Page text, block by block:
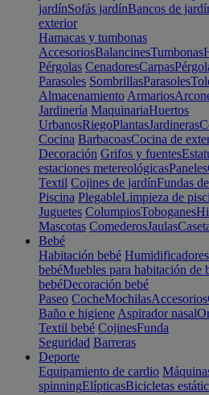
jardínSofás jardínBancos de
exterior
Hamacas y tumbonas
AccesoriosBalancinesTumbonas
Pérgolas CenadoresCarpas
Parasoles SombrillasParasoles
Almacenamiento Armarios
Jardinería MaquinariaHuertos
UrbanosRiegoPlantasJardineras
Cocina BarbacoasCocina de
Decoración Grifos y fuentes
estaciones metereológicasPaneles
Textil Cojines de jardínFundas
Piscina PlegableLimpieza de
Juguetes ColumpiosToboganes
Mascotas ComederosJaulas
Bebé
Habitación bebé Humidificadores
bebéMuebles para habitación de
bebéDecoración bebé
Paseo CocheMochilasAccesorios
Baño e higiene Aspirador nasal
Textil bebé CojinesFunda
Seguridad Barreras
Deporte
Equipamiento de cardio
spinningElípticasBicicletas